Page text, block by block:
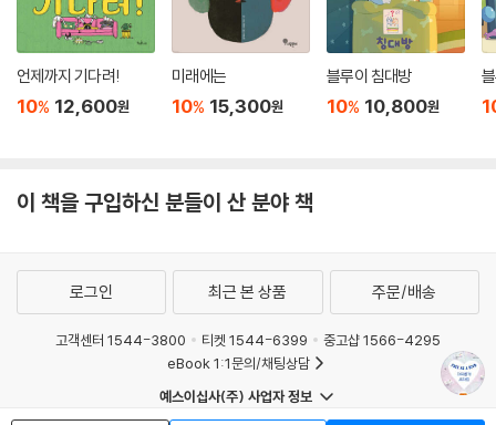
언제까지 기다려!
10% 12,600원
미래에는
10% 15,300원
블루이 침대방
10% 10,800원
이 책을 구입하신 분들이 산 분야 책
로그인 최근 본 상품 주문/배송
고객센터 1544-3800 티켓 1544-6399
중고샵 1566-4295
eBook 1:1문의/채팅상담
예스이십사(주) 사업자 정보